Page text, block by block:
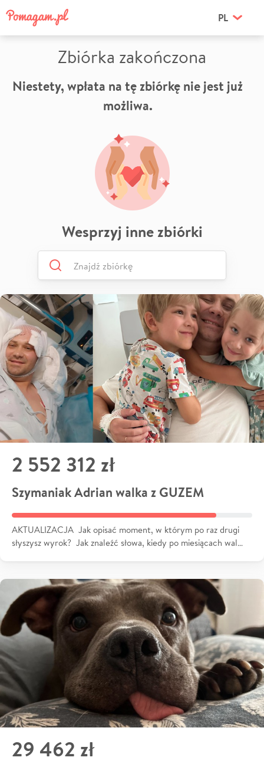
PL
Zbiórka zakończona
Niestety, wpłata na tę zbiórkę nie jest już
możliwa.
Wesprzyj inne zbiórki
2 552 312 zł
Szymaniak Adrian walka z GUZEM
AKTUALIZACJA Jak opisać moment, w którym po raz drugi
słyszysz wyrok? Jak znaleźć słowa, kiedy po miesiącach wal…
29 462 zł